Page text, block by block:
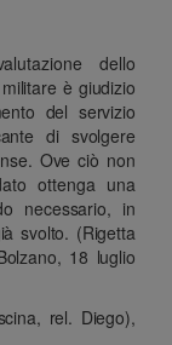
dello
è giudizio
del servizio
di svolgere
Ove ciò non
ottenga una
necessario, in
svolto. (Rigetta
18 luglio
rel. Diego),